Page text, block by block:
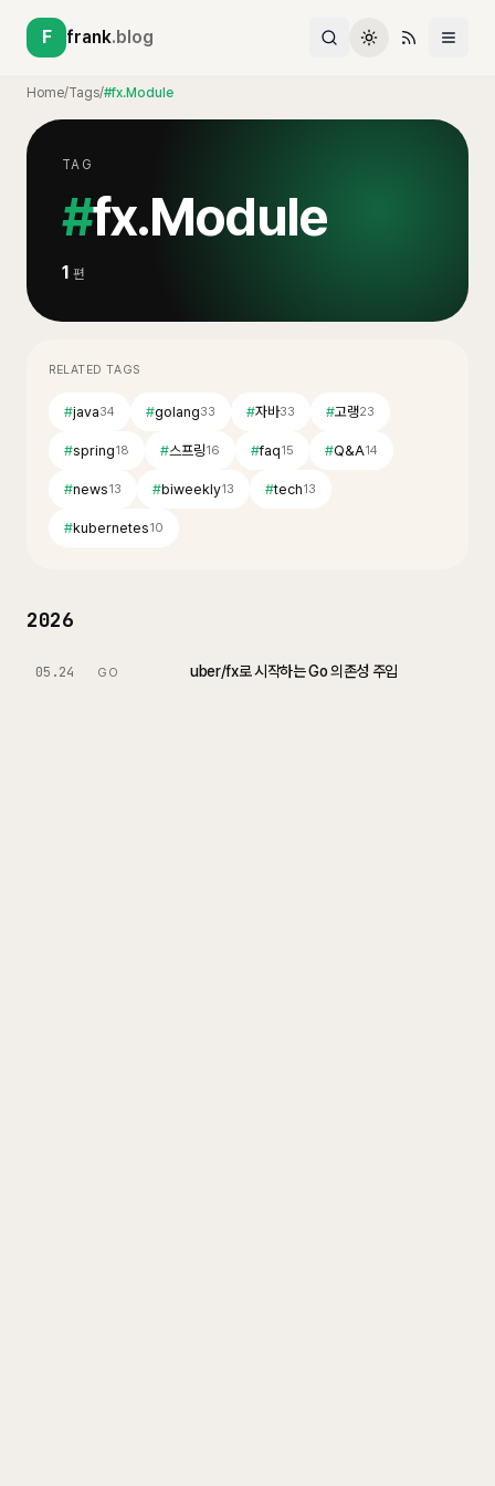
F frank.blog
Home/Tags/#fx.Module
TAG
#fx.Module
1 편
RELATED TAGS
#java34 #golang33 #자바33 #고랭23
#spring18 #스프링16 #faq15 #Q&A14
#news13 #biweekly13 #tech13
#kubernetes10
2026
05.24 GO uber/fx로 시작하는 Go 의존성 주입